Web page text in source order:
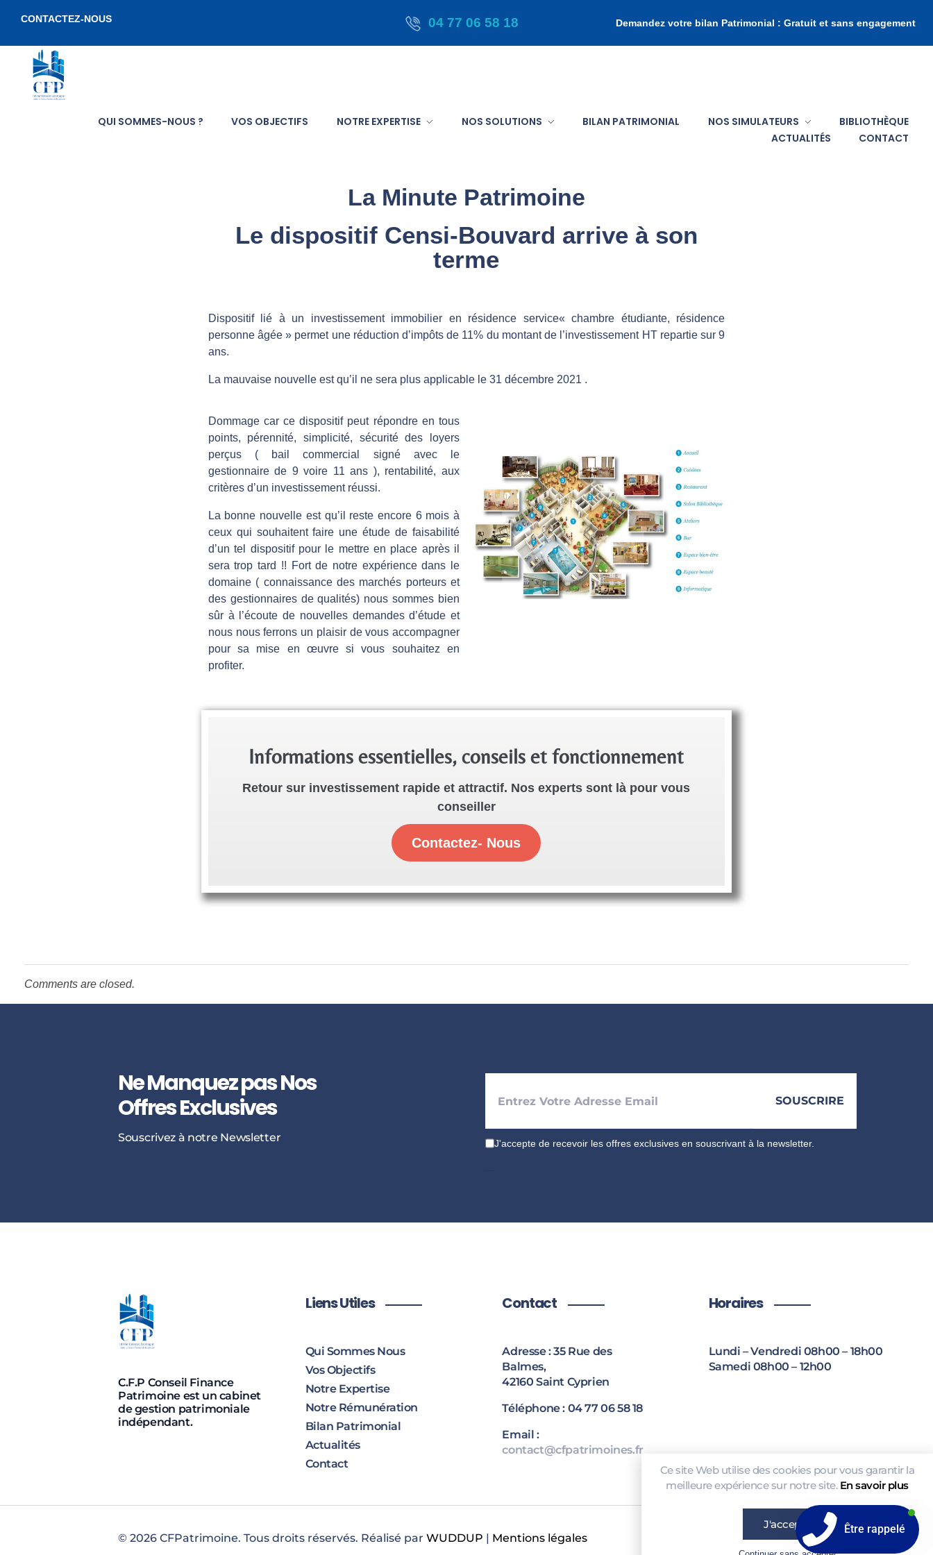
CONTACTEZ-NOUS 04 77 06 58 18 Demandez votre bilan Patrimonial : Gratuit et sans engagement
QUI SOMMES-NOUS ? VOS OBJECTIFS NOTRE EXPERTISE NOS SOLUTIONS BILAN PATRIMONIAL NOS SIMULATEURS
BIBLIOTHÈQUE
ACTUALITÉS
CONTACT
s
p
o
s
t
f
C
u
v
r
d
r
à
s
t
La Minute Patrimoine
Le dispositif Censi-Bouvard arrive à son
terme
Dispositif lié à un investissement immobilier en résidence service« chambre étudiante, résidence
personne âgée » permet une réduction d’impôts de 11% du montant de l’investissement HT repartie sur 9
ans.
La mauvaise nouvelle est qu’il ne sera plus applicable le 31 décembre 2021 .
Dommage car ce dispositif peut répondre en tous
points, pérennité, simplicité, sécurité des loyers
perçus ( bail commercial signé avec le
gestionnaire de 9 voire 11 ans ), rentabilité, aux
critères d’un investissement réussi.
La bonne nouvelle est qu’il reste encore 6 mois à
ceux qui souhaitent faire une étude de faisabilité
d’un tel dispositif pour le mettre en place après il
sera trop tard !! Fort de notre expérience dans le
domaine ( connaissance des marchés porteurs et
des gestionnaires de qualités) nous sommes bien
sûr à l’écoute de nouvelles demandes d’étude et
nous nous ferrons un plaisir de vous accompagner
pour sa mise en œuvre si vous souhaitez en
profiter.
Informations essentielles, conseils et fonctionnement
Retour sur investissement rapide et attractif. Nos experts sont là pour vous
conseiller
Contactez- Nous
Comments are closed.
Ne Manquez pas Nos
Offres Exclusives
Souscrivez à notre Newsletter J'accepte de recevoir les offres exclusives en souscrivant à la newsletter.
C.F.P Conseil Finance
Patrimoine est un cabinet
de gestion patrimoniale
indépendant.
Liens Utiles
Qui Sommes Nous
Vos Objectifs
Notre Expertise
Notre Rémunération
Bilan Patrimonial
Actualités
Contact
Contact
Adresse : 35 Rue des
Balmes,
42160 Saint Cyprien
Téléphone : 04 77 06 58 18
Email :
contact@cfpatrimoines.fr
Horaires
Lundi – Vendredi 08h00 – 18h00
Samedi 08h00 – 12h00
© 2026 CFPatrimoine. Tous droits réservés. Réalisé par WUDDUP | Mentions légales
Ce site Web utilise des cookies pour vous garantir la
meilleure expérience sur notre site. En savoir plus
J'accepte Être rappelé